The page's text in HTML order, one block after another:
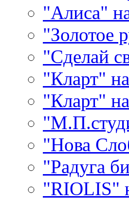
"Алиса"
"Золотое
"Сделай
"Кларт"
"Кларт"
"Нова
"Радуга
"RIOLIS"